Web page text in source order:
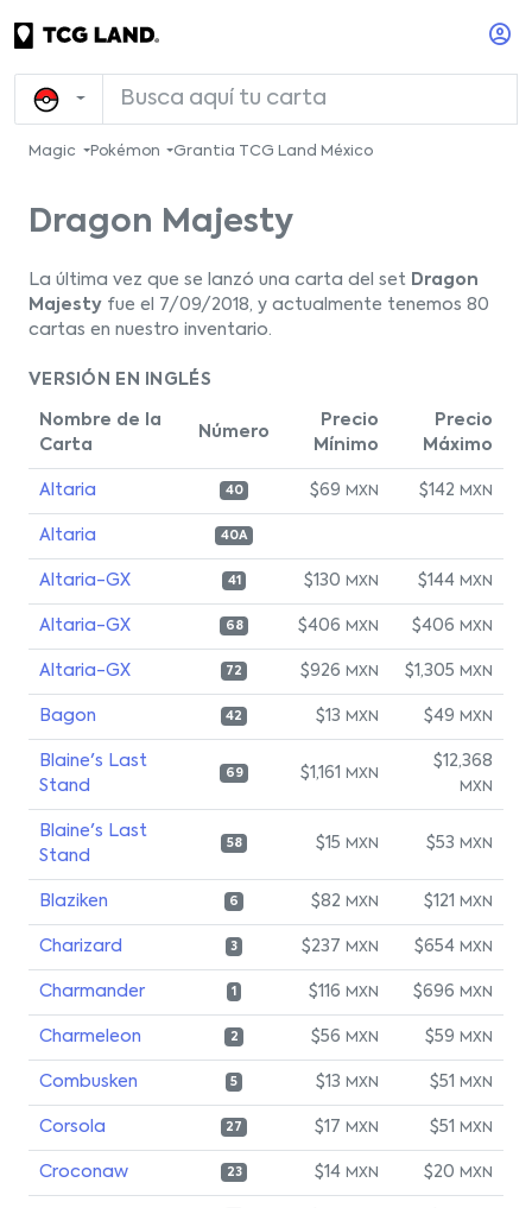
Magic Pokémon Grantia TCG Land México
Dragon Majesty
La última vez que se lanzó una carta del set Dragon
Majesty fue el 7/09/2018, y actualmente tenemos 80
cartas en nuestro inventario.
VERSIÓN EN INGLÉS
Nombre de la
Carta
Número
Precio
Mínimo
Precio
Máximo
Altaria 40 $69 MXN $142 MXN
Altaria 40A
Altaria-GX 41 $130 MXN $144 MXN
Altaria-GX 68 $406 MXN $406 MXN
Altaria-GX 72 $926 MXN $1,305 MXN
Bagon 42 $13 MXN $49 MXN
Blaine's Last
Stand
69 $1,161 MXN
$12,368
MXN
Blaine's Last
Stand
58 $15 MXN $53 MXN
Blaziken 6 $82 MXN $121 MXN
Charizard 3 $237 MXN $654 MXN
Charmander 1 $116 MXN $696 MXN
Charmeleon 2 $56 MXN $59 MXN
Combusken 5 $13 MXN $51 MXN
Corsola 27 $17 MXN $51 MXN
Croconaw 23 $14 MXN $20 MXN